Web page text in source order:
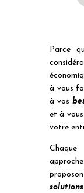
Parce
à vous
à vos
et à
votre